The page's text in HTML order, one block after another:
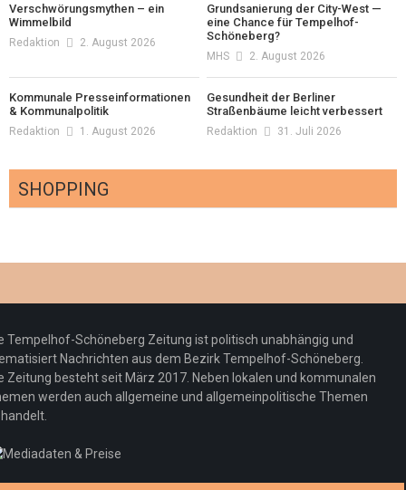
Verschwörungsmythen – ein
Wimmelbild
Redaktion 2. August 2026
Grundsanierung der City-West —
eine Chance für Tempelhof-
Schöneberg?
MHS 2. August 2026
Kommunale Presseinformationen
& Kommunalpolitik
Redaktion 1. August 2026
Gesundheit der Berliner
Straßenbäume leicht verbessert
Redaktion 31. Juli 2026
SHOPPING
Redaktion 23. Juli 2026
Pepe Jeans London mit Summer Sale und
neuer Kollektion
Redaktion 19. Juli 2026
Woher kommt der Honig? – Neue EU-
Regeln gelten 14. Juni
drei neue Specials zur Fußball-WM
Tempelhof-Schöneberg Zeitung ist politisch unabhängig und
Nachrichten aus dem Bezirk Tempelhof-Schöneberg.
Zeitung besteht seit März 2017. Neben lokalen und kommunalen
werden auch allgemeine und allgemeinpolitische Themen